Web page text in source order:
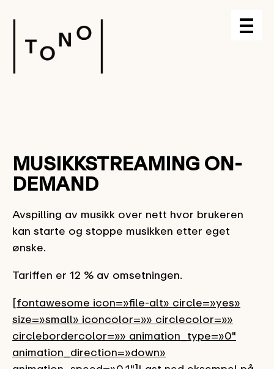
MUSIKKSTREAMING ON-
DEMAND
Avspilling av musikk over nett hvor brukeren
kan starte og stoppe musikken etter eget
ønske.
Tariffen er 12 % av omsetningen.
[fontawesome icon=»file-alt» circle=»yes»
size=»small» iconcolor=»» circlecolor=»»
circlebordercolor=»» animation_type=»0″
animation_direction=»down»